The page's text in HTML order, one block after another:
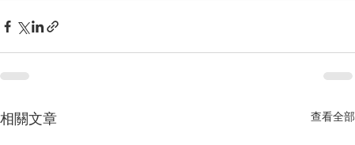
相關文章 查看全部